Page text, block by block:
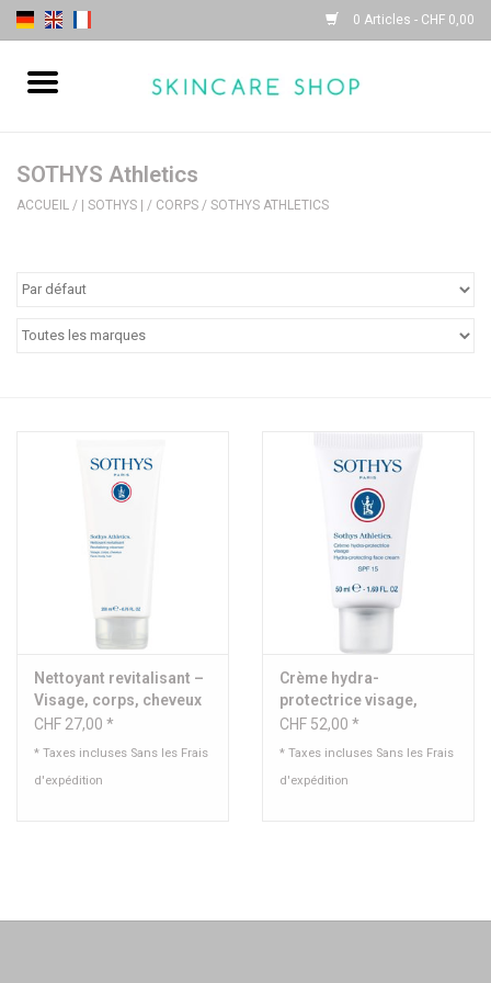
0 Articles - CHF 0,00
| Sothys |
SOTHYS Athletics
ACCUEIL / | SOTHYS | / CORPS / SOTHYS ATHLETICS
Nettoyant revitalisant –
Visage, corps, cheveux
CHF 27,00 *
* Taxes incluses Sans les Frais
d'expédition
Crème hydra-
protectrice visage,
teintée SPF15 - Sothys
CHF 52,00 *
* Taxes incluses Sans les Frais
d'expédition